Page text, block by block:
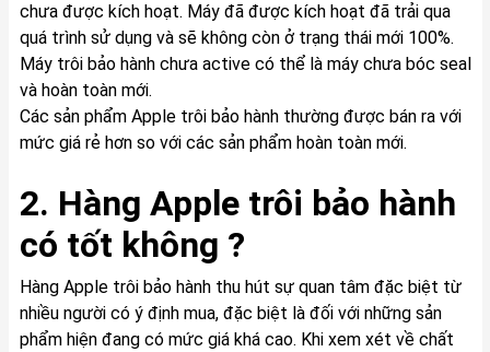
chưa được kích hoạt. Máy đã được kích hoạt đã trải qua
quá trình sử dụng và sẽ không còn ở trạng thái mới 100%.
Máy trôi bảo hành chưa active có thể là máy chưa bóc seal
và hoàn toàn mới.
Các sản phẩm Apple trôi bảo hành thường được bán ra với
mức giá rẻ hơn so với các sản phẩm hoàn toàn mới.
2. Hàng Apple trôi bảo hành
có tốt không ?
Hàng Apple trôi bảo hành thu hút sự quan tâm đặc biệt từ
nhiều người có ý định mua, đặc biệt là đối với những sản
phẩm hiện đang có mức giá khá cao. Khi xem xét về chất